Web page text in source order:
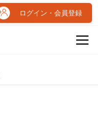
ログイン・会員登録